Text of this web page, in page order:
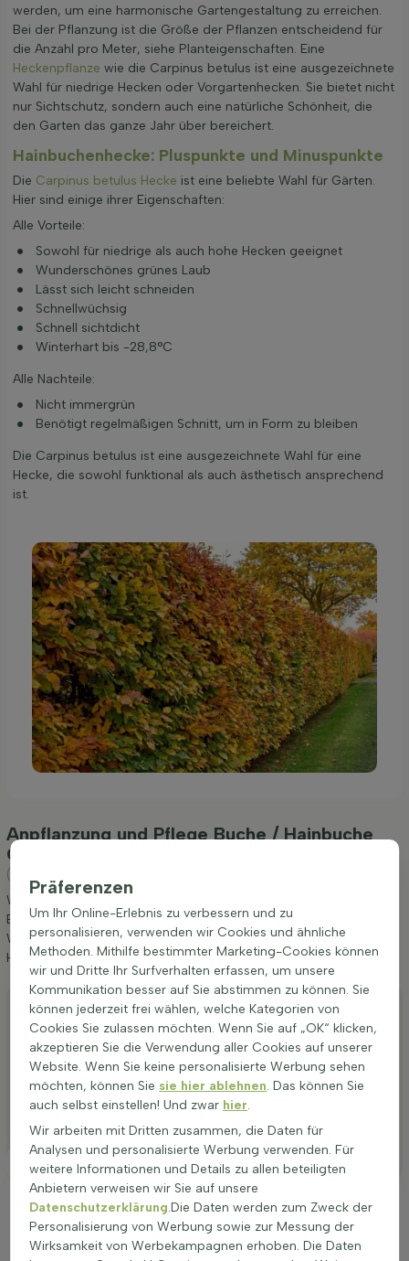
werden, um eine harmonische Gartengestaltung zu erreichen.
Bei der Pflanzung ist die Größe der Pflanzen entscheidend für
die Anzahl pro Meter, siehe Planteigenschaften. Eine
Heckenpflanze wie die Carpinus betulus ist eine ausgezeichnete
Wahl für niedrige Hecken oder Vorgartenhecken. Sie bietet nicht
nur Sichtschutz, sondern auch eine natürliche Schönheit, die
den Garten das ganze Jahr über bereichert.
Hainbuchenhecke: Pluspunkte und Minuspunkte
Die Carpinus betulus Hecke ist eine beliebte Wahl für Gärten.
Hier sind einige ihrer Eigenschaften:
Alle Vorteile:
Sowohl für niedrige als auch hohe Hecken geeignet
Wunderschönes grünes Laub
Lässt sich leicht schneiden
Schnellwüchsig
Schnell sichtdicht
Winterhart bis -28,8°C
Alle Nachteile:
Nicht immergrün
Benötigt regelmäßigen Schnitt, um in Form zu bleiben
Die Carpinus betulus ist eine ausgezeichnete Wahl für eine
Hecke, die sowohl funktional als auch ästhetisch ansprechend
ist.
Anpflanzung und Pflege Buche / Hainbuche
Carpinus Betulus 150-175 cm - Wurzel
(Hainbuche)
Wir möchten Ihnen einige Tipps zur Anpflanzung und Pflege von
Buche / Hainbuche Carpinus Betulus 150-175 cm - Wurzel geben.
Wenn Sie diese Tipps befolgen, werden Sie lange Freude an
Hainbuche haben.
Platzierung
Anpflanzen
Stutzen
Bewässerung
Düngen
Besonderheiten
Ideale Platzierung einer Carpinus betulus
Die Carpinus betulus Hecke wächst am besten an einem
Standort mit gut durchlässigem Boden. Sie gedeiht sowohl in
Präferenzen
Um Ihr Online-Erlebnis zu verbessern und zu
personalisieren, verwenden wir Cookies und ähnliche
Methoden. Mithilfe bestimmter Marketing-Cookies können
wir und Dritte Ihr Surfverhalten erfassen, um unsere
Kommunikation besser auf Sie abstimmen zu können. Sie
können jederzeit frei wählen, welche Kategorien von
Cookies Sie zulassen möchten. Wenn Sie auf „OK“ klicken,
akzeptieren Sie die Verwendung aller Cookies auf unserer
Website. Wenn Sie keine personalisierte Werbung sehen
möchten, können Sie sie hier ablehnen. Das können Sie
auch selbst einstellen! Und zwar hier.
Wir arbeiten mit Dritten zusammen, die Daten für
Analysen und personalisierte Werbung verwenden. Für
weitere Informationen und Details zu allen beteiligten
Anbietern verweisen wir Sie auf unsere
Datenschutzerklärung.Die Daten werden zum Zweck der
Personalisierung von Werbung sowie zur Messung der
Wirksamkeit von Werbekampagnen erhoben. Die Daten